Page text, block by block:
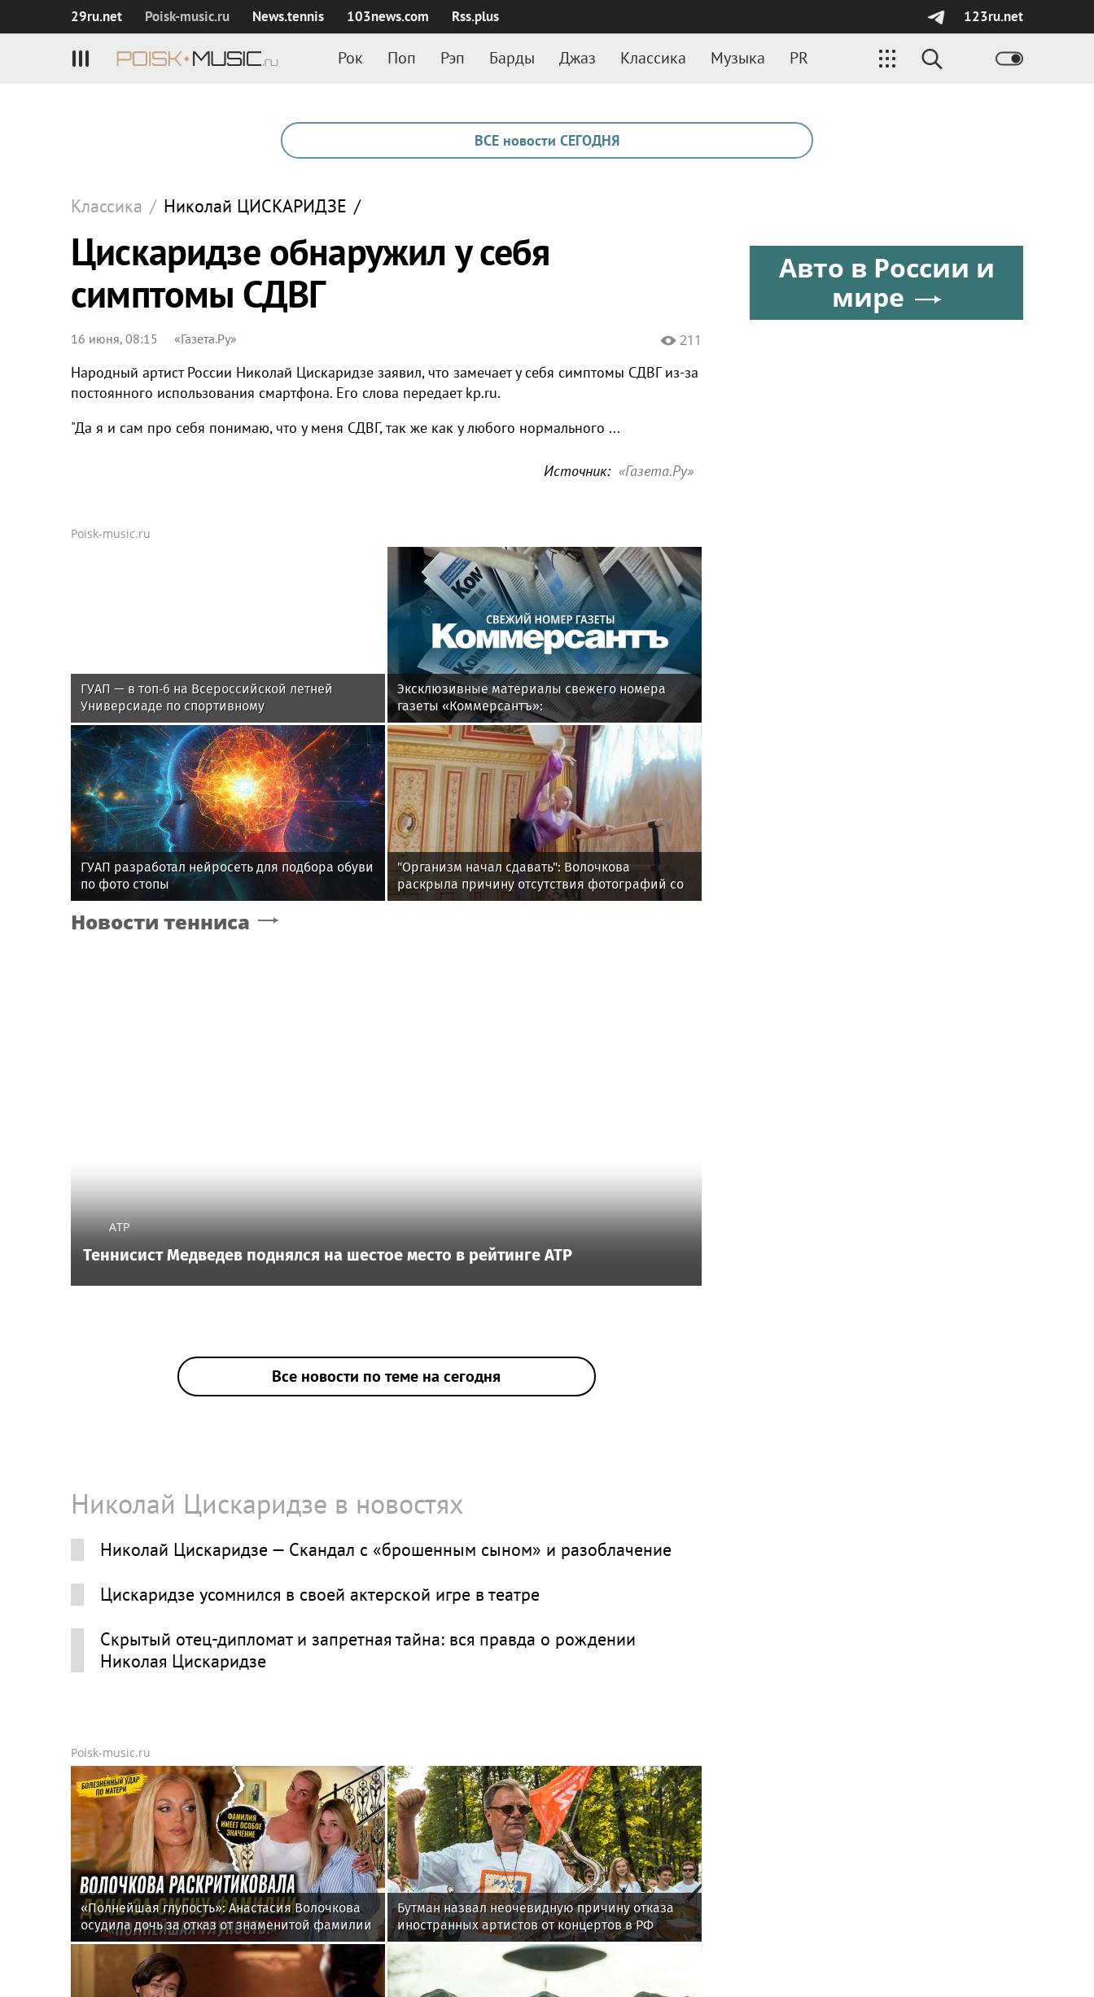
29ru.net Poisk‑music.ru News.tennis 103news.com Rss.plus 123ru.net
Рок Поп Рэп Барды Джаз Классика Музыка PR
ВСЕ новости СЕГОДНЯ
Классика / Николай ЦИСКАРИДЗЕ /
Цискаридзе обнаружил у себя
симптомы СДВГ
16 июня, 08:15 «Газета.Ру» 211
Народный артист России Николай Цискаридзе заявил, что замечает у себя симптомы СДВГ из-за
постоянного использования смартфона. Его слова передает kp.ru.
"Да я и сам про себя понимаю, что у меня СДВГ, так же как у любого нормального ...
Источник: «Газета.Ру»
Poisk-music.ru
ГУАП — в топ‑6 на Всероссийской летней
Универсиаде по спортивному
ориентированию
Эксклюзивные материалы свежего номера
газеты «Коммерсантъ»:
ГУАП разработал нейросеть для подбора обуви
по фото стопы
"Организм начал сдавать": Волочкова
раскрыла причину отсутствия фотографий со
шпагатами
Новости тенниса
ATP
Теннисист Медведев поднялся на шестое место в рейтинге ATP
Все новости по теме на сегодня
Николай Цискаридзе в новостях
Николай Цискаридзе — Скандал с «брошенным сыном» и разоблачение
Цискаридзе усомнился в своей актерской игре в театре
Скрытый отец-дипломат и запретная тайна: вся правда о рождении
Николая Цискаридзе
Poisk-music.ru
«Полнейшая глупость»: Анастасия Волочкова
осудила дочь за отказ от знаменитой фамилии
Бутман назвал неочевидную причину отказа
иностранных артистов от концертов в РФ
Авто в России и
мире